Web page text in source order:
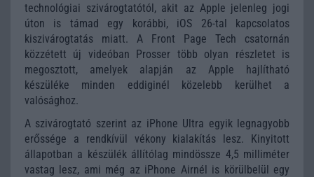
technológiai szivárogtatótól, akit az Apple jelenleg jogi
úton is támad egy korábbi, iOS 26-tal kapcsolatos
kiszivárogtatás miatt. A Front Page Tech csatornán
közzétett új videóban Prosser több olyan részletet is
megosztott, amelyek alapján az Apple hajlítható
készüléke minden eddiginél közelebb kerülhet a
valósághoz.
A szivárogtató szerint az iPhone Ultra egyik legnagyobb
erőssége a rendkívül vékony kialakítás lesz. Kinyitott
állapotban a készülék állítólag mindössze 4,5 milliméter
vastag lesz, ami még az iPhone Airnél is körülbelül egy